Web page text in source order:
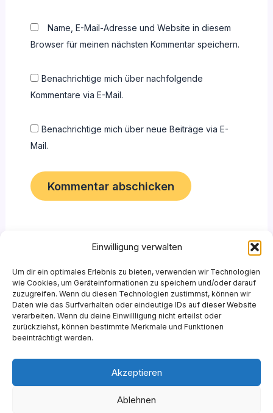
Einwilligung verwalten
Um dir ein optimales Erlebnis zu bieten, verwenden wir Technologien
wie Cookies, um Geräteinformationen zu speichern und/oder darauf
zuzugreifen. Wenn du diesen Technologien zustimmst, können wir
Daten wie das Surfverhalten oder eindeutige IDs auf dieser Website
verarbeiten. Wenn du deine Einwillligung nicht erteilst oder
zurückziehst, können bestimmte Merkmale und Funktionen
beeinträchtigt werden.
Akzeptieren
Ablehnen
Name, E-Mail-Adresse und Website in diesem
Browser für meinen nächsten Kommentar speichern.
Benachrichtige mich über nachfolgende
Kommentare via E-Mail.
Benachrichtige mich über neue Beiträge via E-
Mail.
Copyright © 2026 | Powered by SHWDESIGN 2025
Datenschutzerklärung